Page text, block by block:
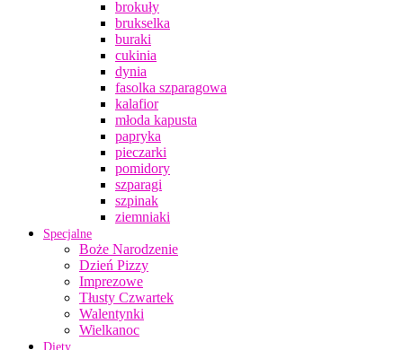
brokuły
brukselka
buraki
cukinia
dynia
fasolka szparagowa
kalafior
młoda kapusta
papryka
pieczarki
pomidory
szparagi
szpinak
ziemniaki
Specjalne
Boże Narodzenie
Dzień Pizzy
Imprezowe
Tłusty Czwartek
Walentynki
Wielkanoc
Diety